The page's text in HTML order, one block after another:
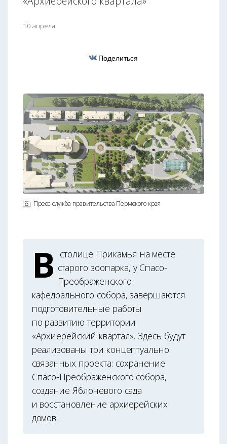
10 апреля
Поделиться
Пресс-служба правительства Пермского края
В столице Прикамья на месте
старого зоопарка, у Спасо-
Преображенского
кафедрального собора, завершаются
подготовительные работы
по развитию территории
«Архиерейский квартал». Здесь будут
реализованы три концептуально
связанных проекта: сохранение
Спасо-Преображенского собора,
создание Яблоневого сада
и восстановление архиерейских
домов.